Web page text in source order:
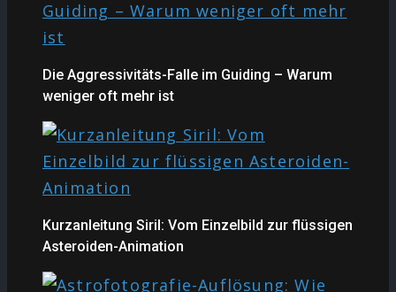
Die Aggressivitäts-Falle im Guiding – Warum
weniger oft mehr ist
Kurzanleitung Siril: Vom Einzelbild zur flüssigen
Asteroiden-Animation